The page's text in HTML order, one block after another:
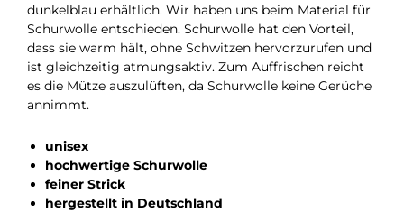
dunkelblau erhältlich. Wir haben uns beim Material für
Schurwolle entschieden. Schurwolle hat den Vorteil,
dass sie warm hält, ohne Schwitzen hervorzurufen und
ist gleichzeitig atmungsaktiv. Zum Auffrischen reicht
es die Mütze auszulüften, da Schurwolle keine Gerüche
annimmt.
unisex
hochwertige Schurwolle
feiner Strick
hergestellt in Deutschland